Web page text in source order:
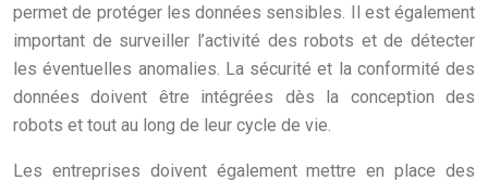
permet de protéger les données sensibles. Il est également
important de surveiller l’activité des robots et de détecter
les éventuelles anomalies. La sécurité et la conformité des
données doivent être intégrées dès la conception des
robots et tout au long de leur cycle de vie.
Les entreprises doivent également mettre en place des